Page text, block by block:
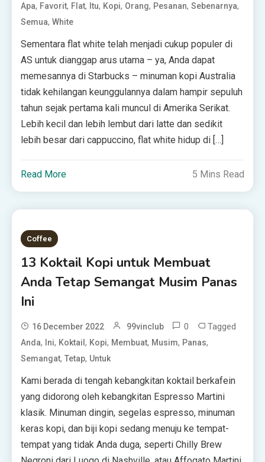
Apa, Favorit, Flat, Itu, Kopi, Orang, Pesanan,Sebenarnya,
Semua,White
Sementara flat white telah menjadi cukup populer di
AS untuk dianggap arus utama – ya, Anda dapat
memesannya di Starbucks – minuman kopi Australia
tidak kehilangan keunggulannya dalam hampir sepuluh
tahun sejak pertama kali muncul di Amerika Serikat.
Lebih kecil dan lebih lembut dari latte dan sedikit
lebih besar dari cappuccino, flat white hidup di […]
Read More 5 Mins Read
Coffee
13 Koktail Kopi untuk Membuat
Anda Tetap Semangat Musim Panas
Ini
16 December 2022 99vinclub 0 Tagged
Anda, Ini, Koktail, Kopi, Membuat, Musim, Panas,
Semangat,Tetap, Untuk
Kami berada di tengah kebangkitan koktail berkafein
yang didorong oleh kebangkitan Espresso Martini
klasik. Minuman dingin, segelas espresso, minuman
keras kopi, dan biji kopi sedang menuju ke tempat-
tempat yang tidak Anda duga, seperti Chilly Brew